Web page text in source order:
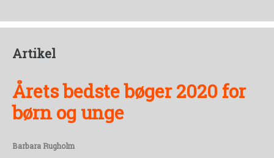
Artikel
Årets bedste bøger 2020 for
børn og unge
Barbara Rugholm